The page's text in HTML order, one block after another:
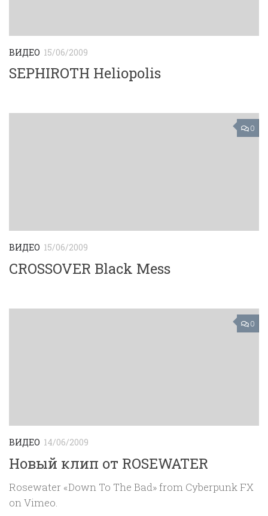
ВИДЕО 15/06/2009
SEPHIROTH Heliopolis
0
ВИДЕО 15/06/2009
CROSSOVER Black Mess
0
ВИДЕО 14/06/2009
Новый клип от ROSEWATER
Rosewater «Down To The Bad» from Cyberpunk FX
on Vimeo.